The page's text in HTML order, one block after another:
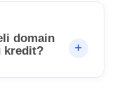
domain
kredit?